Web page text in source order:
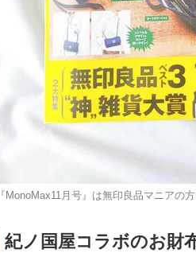
『MonoMax11月号』は無印良品マニアの
紀ノ国屋コラボのお財